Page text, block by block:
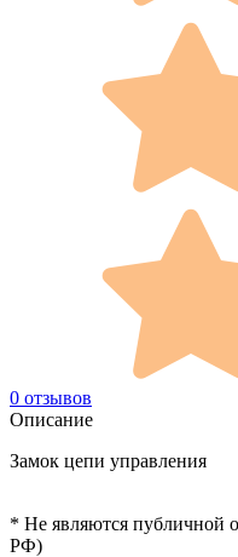
0 отзывов
Описание
Замок цепи управления
* Не являются публичной
РФ)